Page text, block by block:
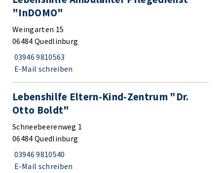
"InDOMO"
Weingarten 15
06484 Quedlinburg
03946 9810563
E-Mail schreiben
Lebenshilfe Eltern-Kind-Zentrum "Dr.
Otto Boldt"
Schneebeerenweg 1
06484 Quedlinburg
03946 9810540
E-Mail schreiben